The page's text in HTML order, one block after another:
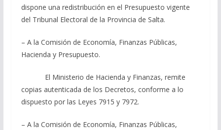
dispone una redistribución en el Presupuesto vigente
del Tribunal Electoral de la Provincia de Salta.
– A la Comisión de Economía, Finanzas Públicas,
Hacienda y Presupuesto.
El Ministerio de Hacienda y Finanzas, remite
copias autenticada de los Decretos, conforme a lo
dispuesto por las Leyes 7915 y 7972.
– A la Comisión de Economía, Finanzas Públicas,